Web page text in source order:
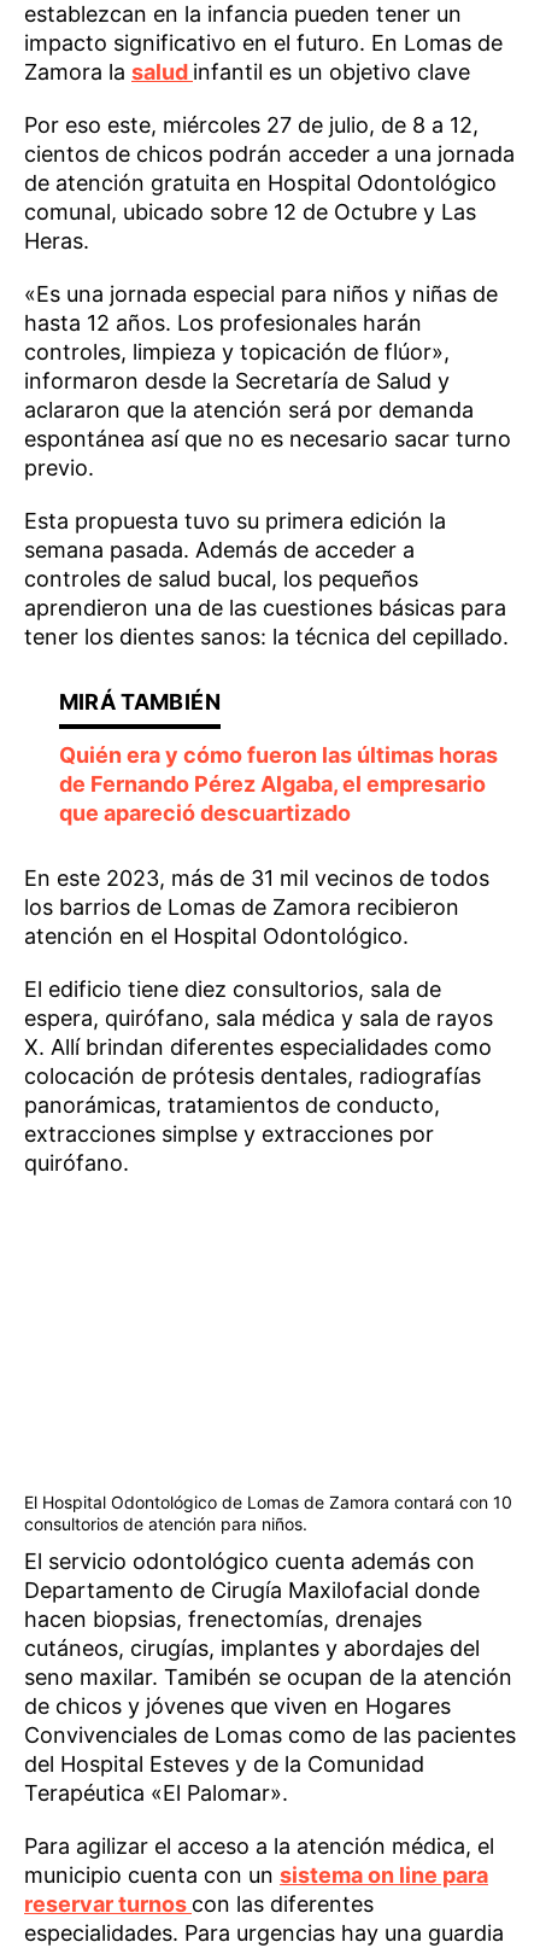
establezcan en la infancia pueden tener un
impacto significativo en el futuro. En Lomas de
Zamora la salud infantil es un objetivo clave
Por eso este, miércoles 27 de julio, de 8 a 12,
cientos de chicos podrán acceder a una jornada
de atención gratuita en Hospital Odontológico
comunal, ubicado sobre 12 de Octubre y Las
Heras.
«Es una jornada especial para niños y niñas de
hasta 12 años. Los profesionales harán
controles, limpieza y topicación de flúor»,
informaron desde la Secretaría de Salud y
aclararon que la atención será por demanda
espontánea así que no es necesario sacar turno
previo.
Esta propuesta tuvo su primera edición la
semana pasada. Además de acceder a
controles de salud bucal, los pequeños
aprendieron una de las cuestiones básicas para
tener los dientes sanos: la técnica del cepillado.
Quién era y cómo fueron las últimas horas
de Fernando Pérez Algaba, el empresario
que apareció descuartizado
En este 2023, más de 31 mil vecinos de todos
los barrios de Lomas de Zamora recibieron
atención en el Hospital Odontológico.
El edificio tiene diez consultorios, sala de
espera, quirófano, sala médica y sala de rayos
X. Allí brindan diferentes especialidades como
colocación de prótesis dentales, radiografías
panorámicas, tratamientos de conducto,
extracciones simplse y extracciones por
quirófano.
El Hospital Odontológico de Lomas de Zamora contará con 10
consultorios de atención para niños.
El servicio odontológico cuenta además con
Departamento de Cirugía Maxilofacial donde
hacen biopsias, frenectomías, drenajes
cutáneos, cirugías, implantes y abordajes del
seno maxilar. Tamibén se ocupan de la atención
de chicos y jóvenes que viven en Hogares
Convivenciales de Lomas como de las pacientes
del Hospital Esteves y de la Comunidad
Terapéutica «El Palomar».
Para agilizar el acceso a la atención médica, el
municipio cuenta con un sistema on line para
reservar turnos con las diferentes
especialidades. Para urgencias hay una guardia